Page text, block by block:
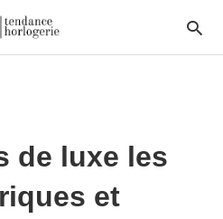
de luxe les
et